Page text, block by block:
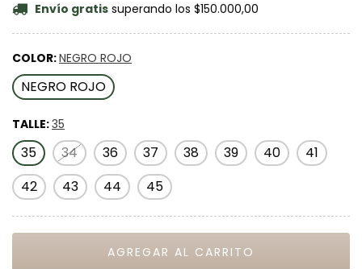
Envío gratis superando los $150.000,00
COLOR:NEGRO ROJO
NEGRO ROJO
TALLE:35
35 34 36 37 38 39 40
41
42
43 44 45